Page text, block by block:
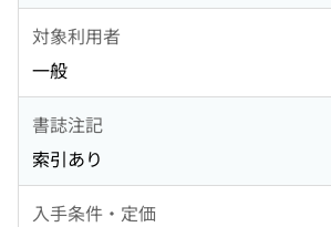
対象利用者
一般
書誌注記
索引あり
入手条件・定価